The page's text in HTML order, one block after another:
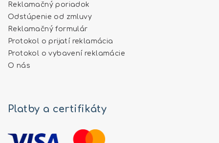
Reklamačný poriadok
Odstúpenie od zmluvy
Reklamačný formulár
Protokol o prijatí reklamácia
Protokol o vybavení reklamácie
O nás
Platby a certifikáty